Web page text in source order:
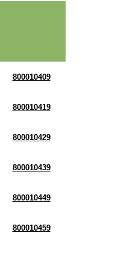
800010409
800010419
800010429
800010439
800010449
800010459